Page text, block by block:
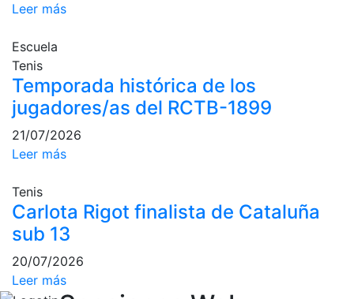
Fotos
Normativa
Pádel
Escuela de
Campeonato
Social de Pádel
juego
Cuadro
Histórico del
Campeonato
Leer más
Escuela
Tenis
Temporada histórica de los
jugadores/as del RCTB-1899
21/07/2026
Leer más
Tenis
Carlota Rigot finalista de Cataluña
sub 13
20/07/2026
Leer más